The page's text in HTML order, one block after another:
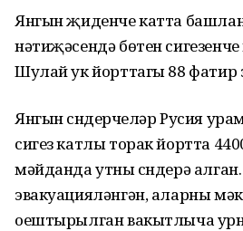
Янгын җиденче катта
нәтиҗәсендә бөтен
Шулай ук йорттагы 88 фатир
Янгын сүндерүчеләр Русия
сигез катлы торак йортта
мәйданда утны сүндерә
эвакуацияләнгән, аларны
оештырылган вакытлыча